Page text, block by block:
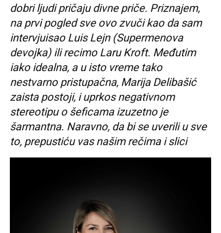
dobri ljudi pričaju divne priče. Priznajem,
na prvi pogled sve ovo zvuči kao da sam
intervjuisao Luis Lejn (Supermenova
devojka) ili recimo Laru Kroft. Međutim
iako idealna, a u isto vreme tako
nestvarno pristupačna, Marija Delibašić
zaista postoji, i uprkos negativnom
stereotipu o šeficama izuzetno je
šarmantna. Naravno, da bi se uverili u sve
to, prepustiću vas našim rečima i slici